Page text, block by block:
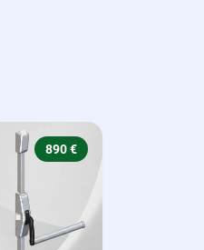
890 €